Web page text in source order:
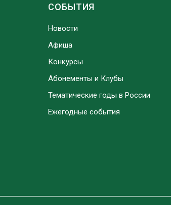
СОБЫТИЯ
Новости
Афиша
Конкурсы
Абонементы и Клубы
Тематические годы в России
Ежегодные события